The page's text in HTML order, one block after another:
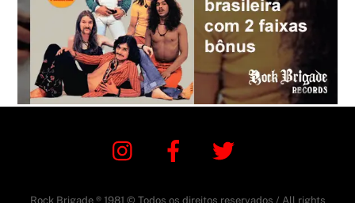
Instagram Facebook
Rock Brigade ® 1981 © Todos os direitos reservados / All rights